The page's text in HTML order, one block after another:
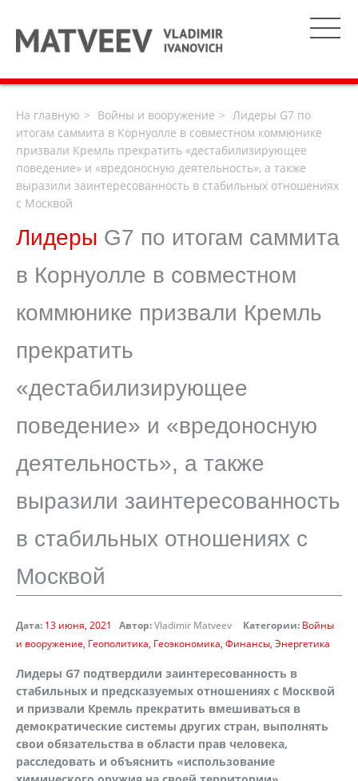
На главную Войны и вооружение
Лидеры G7 по
итогам саммита в Корнуолле в совместном коммюнике
призвали Кремль прекратить «дестабилизирующее
поведение» и «вредоносную деятельность», а также
выразили заинтересованность в стабильных отношениях
с Москвой
Лидеры G7 по итогам саммита
в Корнуолле в совместном
коммюнике призвали Кремль
прекратить
«дестабилизирующее
поведение» и «вредоносную
деятельность», а также
выразили заинтересованность
в стабильных отношениях с
Москвой
Дата: 13 июня, 2021 Автор:Vladimir Matveev Категории: Войны
и вооружение Геополитика Геоэкономика Финансы Энергетика
Лидеры G7 подтвердили заинтересованность в
стабильных и предсказуемых отношениях с Москвой
и призвали Кремль прекратить вмешиваться в
демократические системы других стран, выполнять
свои обязательства в области прав человека,
расследовать и объяснить «использование